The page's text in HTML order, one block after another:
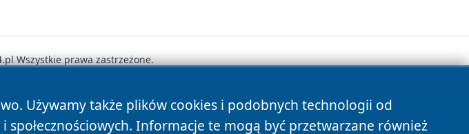
Używamy także plików cookies i podobnych technologii od
Informacje te mogą być przetwarzane również
Wszystkie prawa zastrzeżone.
Polityka Cookies